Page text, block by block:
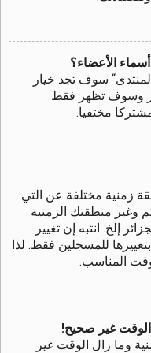
الأعضاء؟
سوف تجد خيار
وسوف تظهر فقط
مختفيا.
زمنية مختلفة عن التي
وغير منطقتك الزمنية
إلخ. انتبه إن تغيير
للمسجلين فقط. لذا
المناسب.
الوقت غير صحيح!
وما زال الوقت غير